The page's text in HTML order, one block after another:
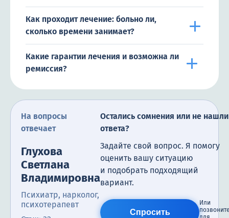
Как проходит лечение: больно ли,
сколько времени занимает?
Какие гарантии лечения и возможна ли
ремиссия?
На вопросы
отвечает
Глухова
Светлана
Владимировна
Психиатр, нарколог,
психотерапевт
Остались сомнения или не нашли
ответа?
Задайте свой вопрос. Я помогу
оценить вашу ситуацию
и подобрать подходящий
вариант.
Спросить
Или